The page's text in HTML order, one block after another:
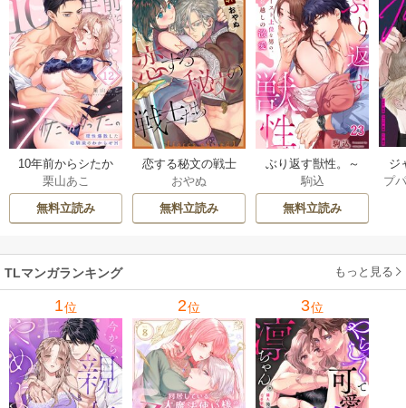
10年前からシたか
った。～理性爆散
した幼馴染のわか
らせＨ 12巻
栗山あこ
無料立読み
恋する秘文の戦士
たち【forcs edite
d】 43-44巻
おやぬ
無料立読み
ぶり返す獣性。～
カースト上位な男
の、10年越しの激
愛 23巻
駒込
無料立読み
ジ
ク
プ
TLマンガランキング もっと見る
1位 2位 3位